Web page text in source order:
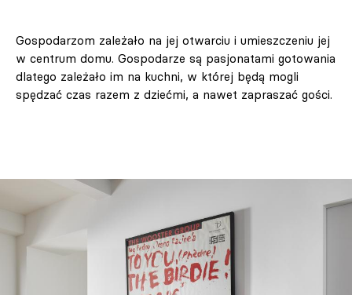
Gospodarzom zależało na jej otwarciu i umieszczeniu jej
w centrum domu. Gospodarze są pasjonatami gotowania
dlatego zależało im na kuchni, w której będą mogli
spędzać czas razem z dziećmi, a nawet zapraszać gości.